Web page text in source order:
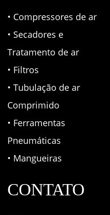
• Compressores de ar
• Secadores e
Tratamento de ar
• Filtros
• Tubulação de ar
Comprimido
• Ferramentas
Pneumáticas
• Mangueiras
CONTATO